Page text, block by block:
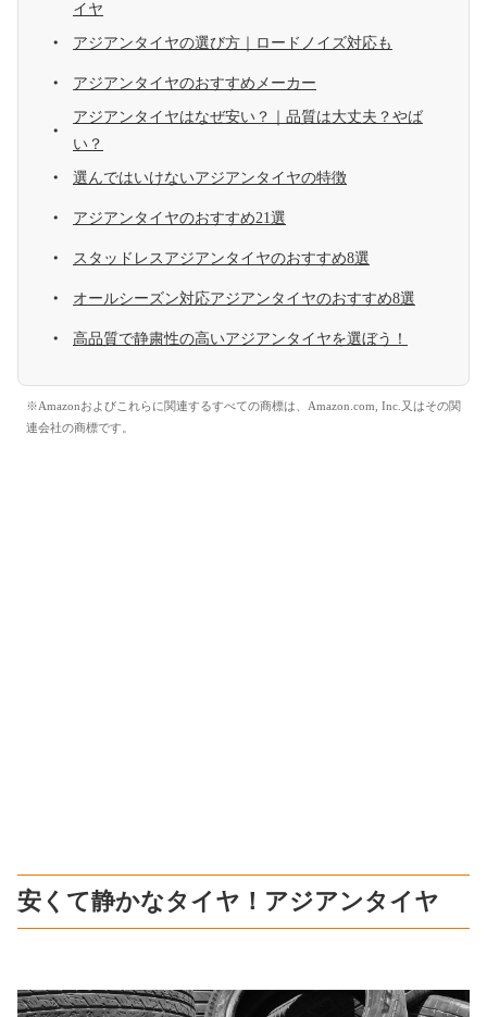
イヤ
アジアンタイヤの選び方｜ロードノイズ対応も
アジアンタイヤのおすすめメーカー
アジアンタイヤはなぜ安い？｜品質は大丈夫？やば
い？
選んではいけないアジアンタイヤの特徴
アジアンタイヤのおすすめ21選
スタッドレスアジアンタイヤのおすすめ8選
オールシーズン対応アジアンタイヤのおすすめ8選
高品質で静粛性の高いアジアンタイヤを選ぼう！
※Amazonおよびこれらに関連するすべての商標は、Amazon.com, Inc.又はその関
連会社の商標です。
安くて静かなタイヤ！アジアンタイヤ